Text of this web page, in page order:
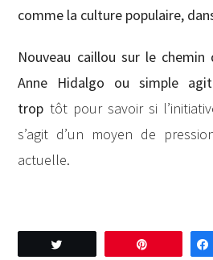
comme la culture populaire,
Nouveau caillou sur le chemin
Anne Hidalgo ou simple
trop tôt pour savoir si
s’agit d’un moyen de
actuelle.
Enregistrer